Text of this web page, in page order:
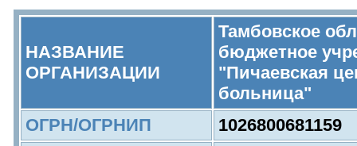
НАЗВАНИЕ
ОРГАНИЗАЦИИ
Тамбовское
бюджетное
"Пичаевская
больница"
ОГРН/ОГРНИП
1026800681159